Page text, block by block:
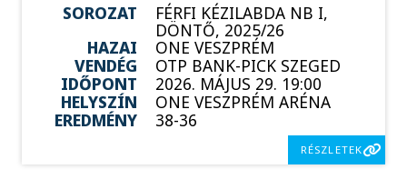
SOROZAT FÉRFI KÉZILABDA NB I,
DÖNTŐ, 2025/26
HAZAI
ONE VESZPRÉM
VENDÉG
OTP BANK-PICK SZEGED
IDŐPONT
2026. MÁJUS 29. 19:00
HELYSZÍN
ONE VESZPRÉM ARÉNA
EREDMÉNY
38-36
RÉSZLETEK